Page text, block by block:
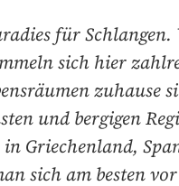
für
sich hier
zuhause
und bergigen
Griechenland,
sich am besten